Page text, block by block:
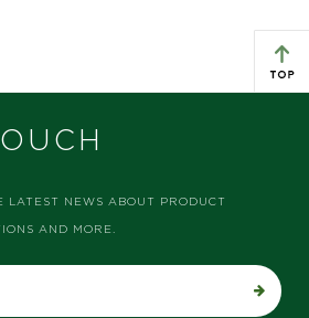
LATEST NEWS ABOUT PRODUCT
AND MORE.